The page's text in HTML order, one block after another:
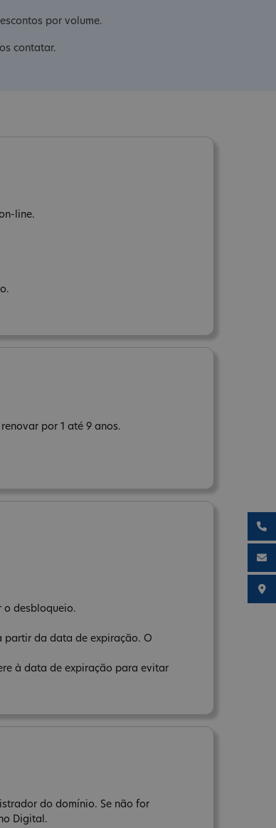
por volume.
contatar.
line.
por 1 até 9 anos.
o desbloqueio.
partir da data de expiração. O
à data de expiração para evitar
do domínio. Se não for
Digital.